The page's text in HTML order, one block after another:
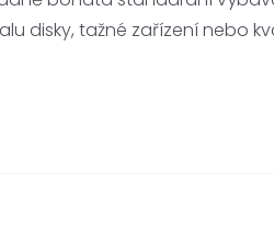
disky, tažné zařízení nebo